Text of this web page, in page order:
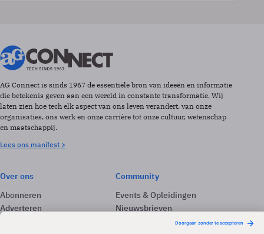
AG Connect is sinds 1967 de essentiële bron van ideeën en informatie
die betekenis geven aan een wereld in constante transformatie. Wij
laten zien hoe tech elk aspect van ons leven verandert, van onze
organisaties, ons werk en onze carrière tot onze cultuur, wetenschap
en maatschappij.
Lees ons manifest >
Over ons
Abonneren
Adverteren
Community
Events & Opleidingen
Nieuwsbrieven